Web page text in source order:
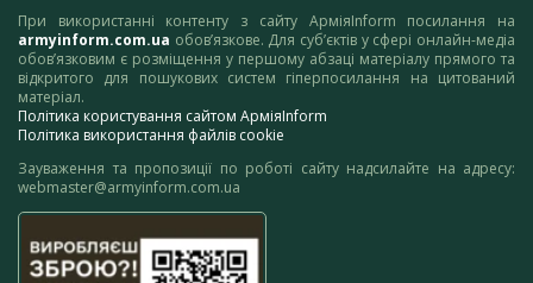
При використанні контенту з сайту АрміяInform посилання на
armyinform.com.ua обов’язкове. Для суб’єктів у сфері онлайн-медіа
обов’язковим є розміщення у першому абзаці матеріалу прямого та
відкритого для пошукових систем гіперпосилання на цитований
матеріал.
Політика користування сайтом АрміяInform
Політика використання файлів cookie
Зауваження та пропозиції по роботі сайту надсилайте на адресу:
webmaster@armyinform.com.ua